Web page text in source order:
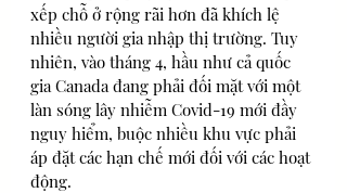
xếp chỗ ở rộng rãi hơn đã khích lệ
nhiều người gia nhập thị trường. Tuy
nhiên, vào tháng 4, hầu như cả quốc
gia Canada đang phải đối mặt với một
làn sóng lây nhiễm Covid-19 mới đầy
nguy hiểm, buộc nhiều khu vực phải
áp đặt các hạn chế mới đối với các hoạt
động.